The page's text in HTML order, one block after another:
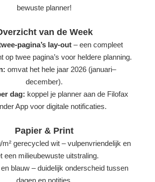
bewuste planner!
van de Week
pagina’s lay-out– een compleet
op twee pagina’s voor heldere planning.
omvat het hele jaar 2026 (januari–
december).
dag: koppel je planner aan de Filofax
App voor digitale notificaties.
Papier & Print
m² gerecycled wit – vulpenvriendelijk en
een milieubewuste uitstraling.
blauw – duidelijk onderscheid tussen
dagen en notities.